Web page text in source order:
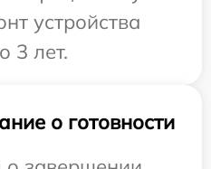
устройства
3 лет.
о готовности